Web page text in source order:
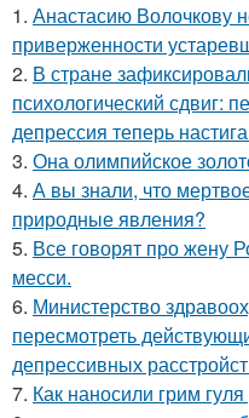
1. Анастасию Волочкову
приверженности
2. В стране
психологический сдвиг:
депрессия теперь
3. Она олимпийское
4. А вы знали, что
природные явления?
5. Все говорят про жену
месси.
6. Министерство
пересмотреть
депрессивных
7. Как наносили грим